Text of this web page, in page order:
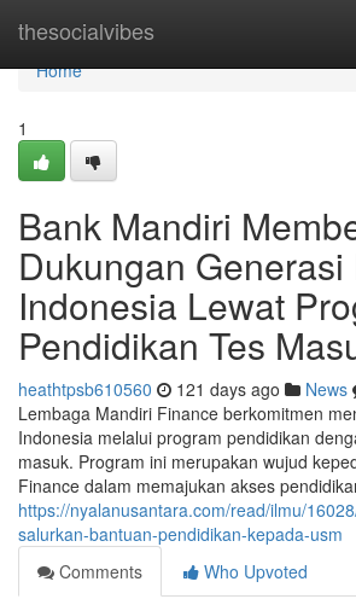
thesocialvibes
Home
Home
1
Bank Mandiri
Dukungan Generasi
Indonesia Lewat
Pendidikan Tes
heathtpsb610560 121 days ago News
Lembaga Mandiri Finance berkomitmen
Indonesia melalui program pendidikan
masuk. Program ini merupakan wujud
Finance dalam memajukan akses
https://nyalanusantara.com/read/ilmu/
salurkan-bantuan-pendidikan-kepada-usm
Comments
Who Upvoted